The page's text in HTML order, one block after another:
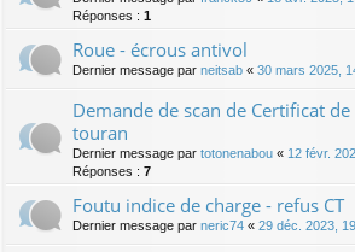
Réponses : 1
Roue - écrous antivol
Dernier message par neitsab « 30 mars 2025,
Demande de scan de Certificat
touran
Dernier message par totonenabou « 12 févr.
Réponses : 7
Foutu indice de charge - refus CT
Dernier message par neric74 « 29 déc. 2023,